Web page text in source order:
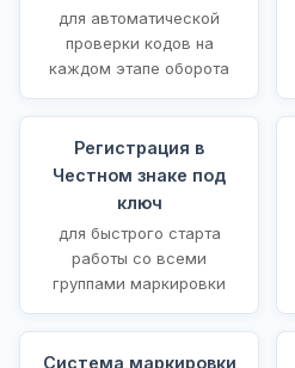
для автоматической
проверки кодов на
каждом этапе оборота
Регистрация в
Честном знаке под
ключ
для быстрого старта
работы со всеми
группами маркировки
Система маркировки